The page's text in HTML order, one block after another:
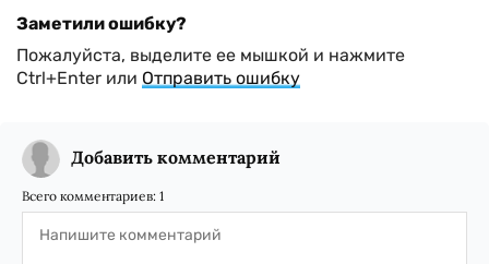
Заметили ошибку?
Пожалуйста, выделите ее мышкой и нажмите
Ctrl+Enter или Отправить ошибку
Добавить комментарий
Всего комментариев: 1